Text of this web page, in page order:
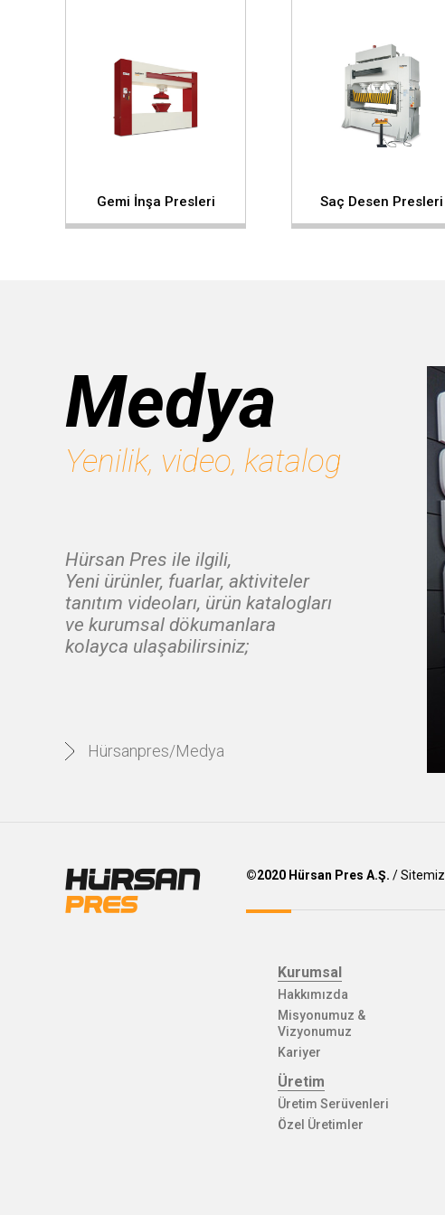
Gemi İnşa Presleri Saç Desen Presleri
Medya
Yenilik, video, katalog
Hürsan Pres ile ilgili,
Yeni ürünler, fuarlar, aktiviteler
tanıtım videoları, ürün katalogları
ve kurumsal dökumanlara
kolayca ulaşabilirsiniz;
Hürsanpres/Medya
©2020 Hürsan Pres A.Ş. /
Kurumsal
Hakkımızda
Misyonumuz &
Vizyonumuz
Kariyer
Üretim
Üretim Serüvenleri
Özel Üretimler